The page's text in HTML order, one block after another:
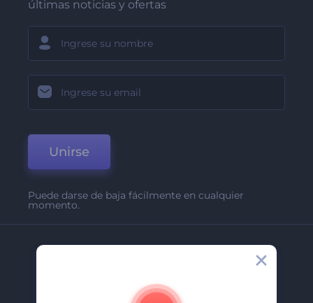
últimas noticias y ofertas
Unirse
Puede darse de baja fácilmente en cualquier
momento.